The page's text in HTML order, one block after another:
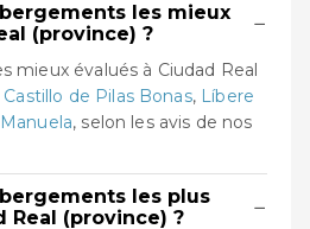
les mieux
(province) ?
−
mieux évalués à Ciudad Real
de Pilas Bonas, Líbere
, selon les avis de nos
les plus
Real (province) ?
−